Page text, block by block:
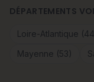
DÉPARTEMENTS
Loire-Atlantique
Mayenne (53)